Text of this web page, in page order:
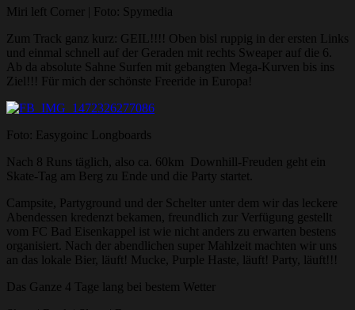
Miri left Corner | Foto: Spymedia
Zum Track ganz kurz: GEIL!!!! Oben bisl ruppig in der ersten Links
und einmal schnell auf der Geraden mit rechts Sweaper auf die 6.
Ab da absolute Sahne Surfen mit gebangten Mega-Kurven bis ins
Ziel!!! Für mich der schönste Freeride in Europa!
Foto: Easygoinc Longboards
Nach 8 Runs täglich, also ca. 60km Downhill-Freuden geht ein
Skate-Tag am Berg zu Ende und die Party startet.
Campsite, Partyground und der Schelter unter dem wir das leckere
Abendessen kredenzt bekamen, freundlich zur Verfügung gestellt
vom FC Bad Eisenkappel ist wie nicht anders zu erwarten bestens
organisiert. Nach der abendlichen super Mahlzeit machten wir uns
an das lokale Bier, läuft! Mucke, Purple Haste, läuft! Party, läuft!!!
Das Ganze 4 Tage lang bei bestem Wetter